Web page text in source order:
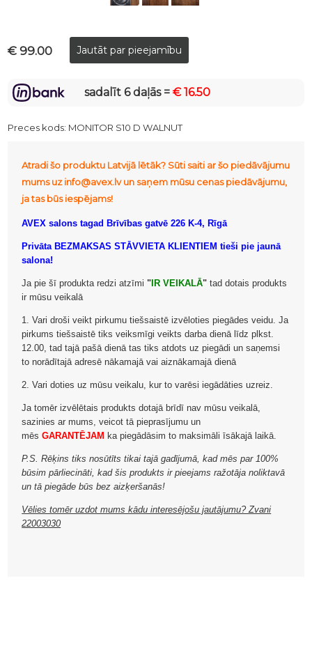
€ 99.00
sadalīt 6 daļās =€ 16.50
Preces kods: MONITOR S10 D WALNUT
Atradi šo produktu Latvijā lētāk? Sūti saiti ar šo piedāvājumu
mums uz info@avex.lv un saņem mūsu cenas piedāvājumu,
ja tas būs iespējams!
AVEX salons tagad Brīvības gatvē 226 K-4, Rīgā
Privāta BEZMAKSAS STĀVVIETA KLIENTIEM tieši pie jaunā
salona!
Ja pie šī produkta redzi atzīmi " IR VEIKALĀ" tad dotais produkts
ir mūsu veikalā
1. Vari droši veikt pirkumu tiešsaistē izvēloties piegādes veidu. Ja
pirkums tiešsaistē tiks veiksmīgi veikts darba dienā līdz plkst.
12.00, tad tajā pašā dienā tas tiks atdots uz piegādi un saņemsi
to norādītajā adresē nākamajā vai aiznākamajā dienā
2. Vari doties uz mūsu veikalu, kur to varēsi iegādāties uzreiz.
Ja tomēr izvēlētais produkts dotajā brīdī nav mūsu veikalā,
sazinies ar mums, veicot tā pieprasījumu un
mēsGARANTĒJAM ka piegādāsim to maksimāli īsākajā laikā.
P.S. Rēķins tiks nosūtīts tikai tajā gadījumā, kad mēs par 100%
būsim pārliecināti, kad šis produkts ir pieejams ražotāja noliktavā
un tā piegāde būs bez aizķeršanās!
Vēlies tomēr uzdot mums kādu interesējošu jautājumu? Zvani
22003030